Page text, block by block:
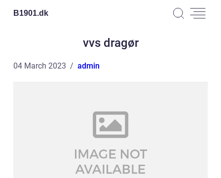
B1901.dk
vvs dragør
04 March 2023 admin